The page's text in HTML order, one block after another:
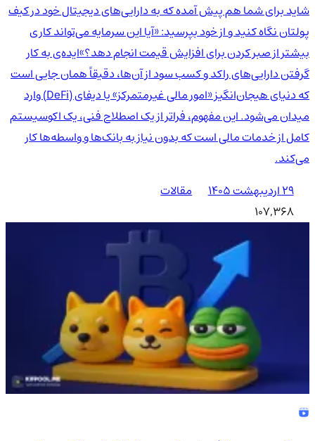
شاید برای شما هم پیش آمده که به دارایی‌های دیجیتال خود در کیف
پولتان نگاه کنید و از خود بپرسید: «آیا این سرمایه می‌تواند کاری
بیشتر از صبر کردن برای افزایش قیمت انجام دهد؟»ایده‌ی به کار
گرفتن دارایی‌های راکد و کسب سود از آن‌ها، دقیقاً همان جایی است
که دنیای هیجان‌انگیز «امور مالی غیرمتمرکز» یا دیفای (DeFi) وارد
میدان می‌شود. این مفهوم، فراتر از یک اصطلاح فنی، یک اکوسیستم
کامل از خدمات مالی است که بدون نیاز به بانک‌ها و واسطه‌ها کار
می‌کند.
۲۹ اردیبهشت ۱۴۰۵
مقالات
107,368